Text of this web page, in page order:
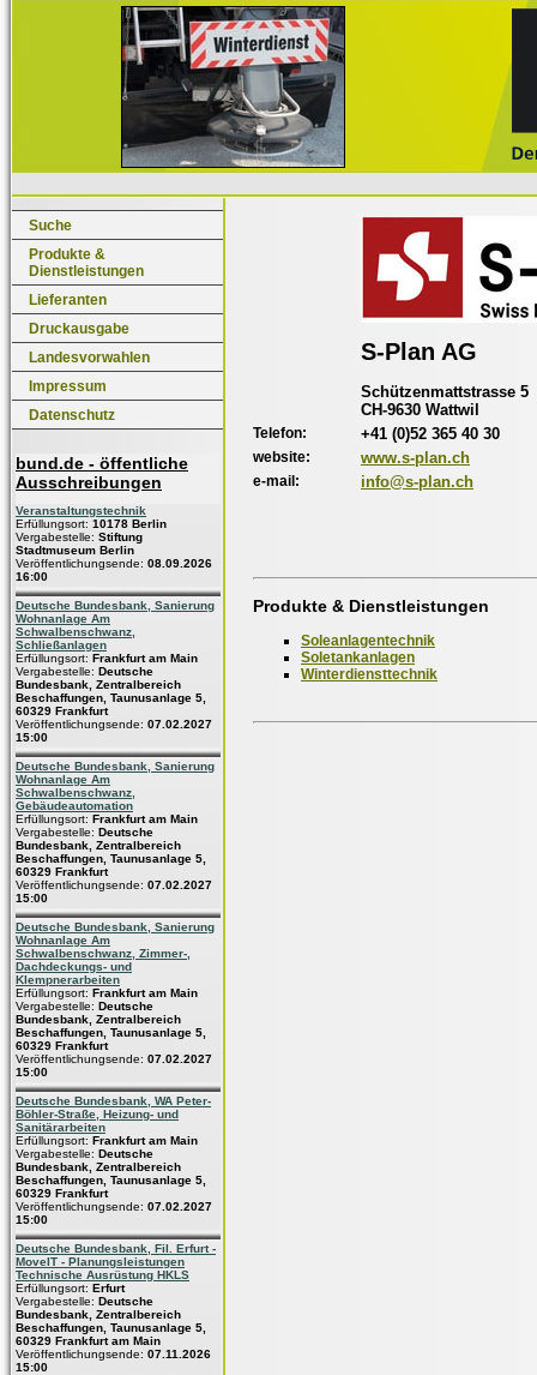
Suche
Produkte &
Dienstleistungen
Lieferanten
Druckausgabe
Landesvorwahlen
Impressum
Datenschutz
bund.de - öffentliche
Ausschreibungen
Veranstaltungstechnik
Erfüllungsort: 10178 Berlin
Vergabestelle: Stiftung
Stadtmuseum Berlin
Veröffentlichungsende: 08.09.2026
16:00
Deutsche Bundesbank, Sanierung
Wohnanlage Am
Schwalbenschwanz,
Schließanlagen
Erfüllungsort: Frankfurt am Main
Vergabestelle: Deutsche
Bundesbank, Zentralbereich
Beschaffungen, Taunusanlage 5,
60329 Frankfurt
Veröffentlichungsende: 07.02.2027
15:00
Deutsche Bundesbank, Sanierung
Wohnanlage Am
Schwalbenschwanz,
Gebäudeautomation
Erfüllungsort: Frankfurt am Main
Vergabestelle: Deutsche
Bundesbank, Zentralbereich
Beschaffungen, Taunusanlage 5,
60329 Frankfurt
Veröffentlichungsende: 07.02.2027
15:00
Deutsche Bundesbank, Sanierung
Wohnanlage Am
Schwalbenschwanz, Zimmer-,
Dachdeckungs- und
Klempnerarbeiten
Erfüllungsort: Frankfurt am Main
Vergabestelle: Deutsche
Bundesbank, Zentralbereich
Beschaffungen, Taunusanlage 5,
60329 Frankfurt
Veröffentlichungsende: 07.02.2027
15:00
Deutsche Bundesbank, WA Peter-
Böhler-Straße, Heizung- und
Sanitärarbeiten
Erfüllungsort: Frankfurt am Main
Vergabestelle: Deutsche
Bundesbank, Zentralbereich
Beschaffungen, Taunusanlage 5,
60329 Frankfurt
Veröffentlichungsende: 07.02.2027
15:00
Deutsche Bundesbank, Fil. Erfurt -
MoveIT - Planungsleistungen
Technische Ausrüstung HKLS
Erfüllungsort: Erfurt
Vergabestelle: Deutsche
Bundesbank, Zentralbereich
Beschaffungen, Taunusanlage 5,
60329 Frankfurt am Main
Veröffentlichungsende: 07.11.2026
15:00
S-Plan AG
Schützenmattstrasse 5
CH-9630 Wattwil
Telefon: +41 (0)52 365 40 30
website: www.s-plan.ch
e-mail: info@s-plan.ch
Produkte & Dienstleistungen
Soleanlagentechnik
Soletankanlagen
Winterdiensttechnik